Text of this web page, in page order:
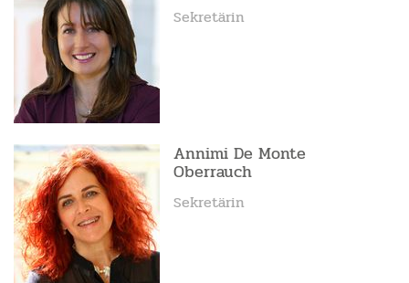
Sekretärin
Annimi De Monte
Oberrauch
Sekretärin